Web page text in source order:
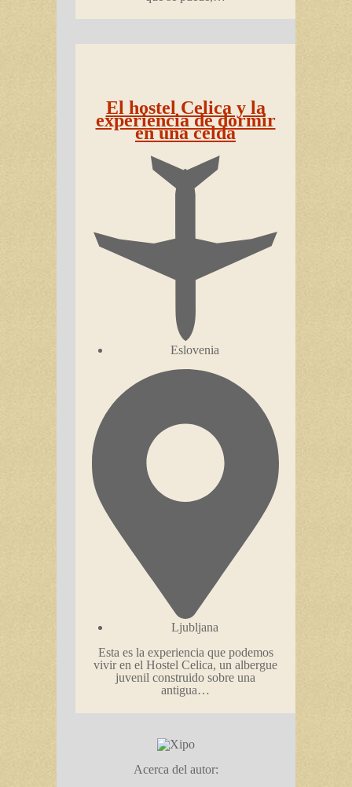
El hostel Celica y la
experiencia de dormir
en una celda
Eslovenia
Ljubljana
Esta es la experiencia que podemos
vivir en el Hostel Celica, un albergue
juvenil construido sobre una
antigua…
Acerca del autor: